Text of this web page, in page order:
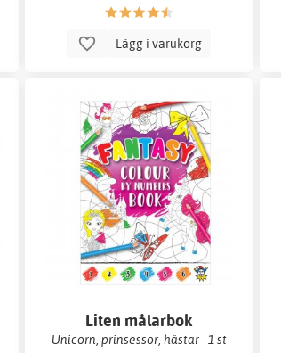
Lägg i varukorg
Liten målarbok
Unicorn, prinsessor, hästar - 1 st